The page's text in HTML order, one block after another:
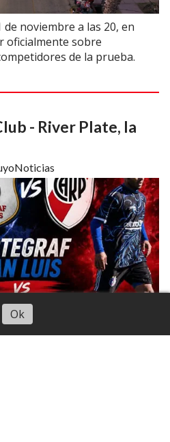
noviembre a las 20, en
oficialmente sobre
de la prueba.
- River Plate, la
Ok